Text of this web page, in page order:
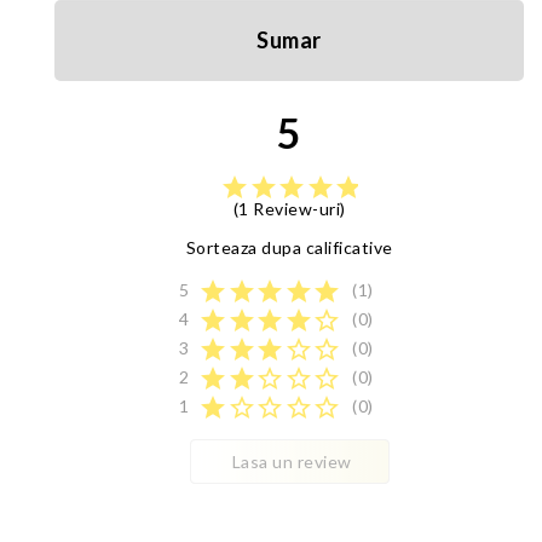
Sumar
5
starstarstarstarstar
(1 Review-uri)
Sorteaza dupa calificative
5 starstarstarstarstar
(1)
4 starstarstarstarstar_border
(0)
3
starstarstarstar_borderstar_border
(0)
2
starstarstar_borderstar_borderstar_border
(0)
1
starstar_borderstar_borderstar_borderstar_border (0)
Lasa un review